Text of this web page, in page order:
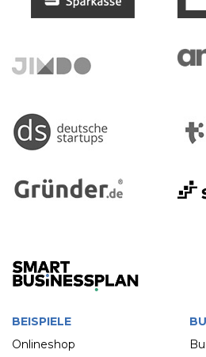
BEISPIELE
Onlineshop